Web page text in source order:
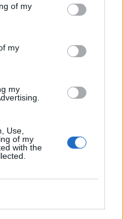
of my
my
my
Use,
of my
with the
(84' Burnic);
Basic (62'
(74' Sunjic);
Ct. Barbarez
Larin (C)